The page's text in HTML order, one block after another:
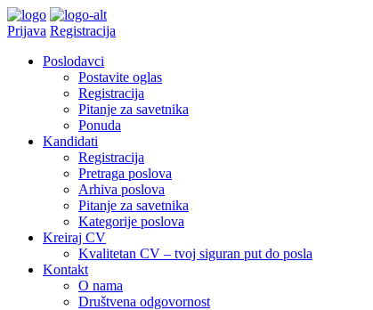
Prijava Registracija
Poslodavci
Postavite oglas
Registracija
Pitanje za savetnika
Ponuda
Kandidati
Registracija
Pretraga poslova
Arhiva poslova
Pitanje za savetnika
Kategorije poslova
Kreiraj CV
Kvalitetan CV – tvoj siguran put do posla
Kontakt
O nama
Društvena odgovornost